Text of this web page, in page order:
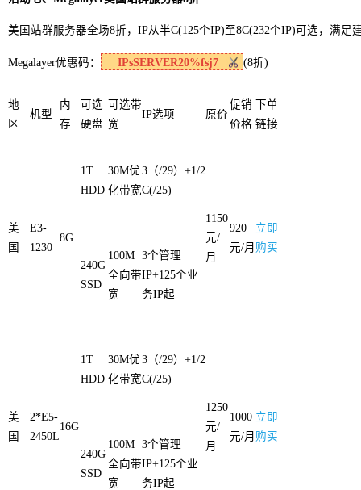
美国站群服务器全场8折，IP从半C(125个IP)至8C(232个IP)可选，满足
Megalayer优惠码： IPsSERVER20%fsj7 (8折)
地
区
机型
内
存
可选
硬盘
可选带
宽
IP选项 原价
促销
价格
下单
链接
美
国
E3-
1230
8G
1T
HDD
30M优
化带宽
3（/29）+1/2
C(/25)
1150
元/
月
920
元/月
立即
购买
240G
SSD
100M
全向带
宽
3个管理
IP+125个业
务IP起
美
国
2*E5-
2450L
16G
1T
HDD
30M优
化带宽
3（/29）+1/2
C(/25)
1250
元/
月
1000
元/月
立即
购买
240G
SSD
100M
全向带
宽
3个管理
IP+125个业
务IP起